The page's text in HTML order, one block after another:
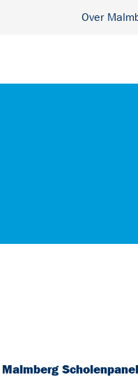
Over
Malmberg Scholenpanel